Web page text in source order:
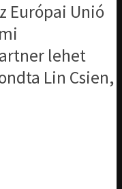
Európai Unió
lehet
Lin Csien,